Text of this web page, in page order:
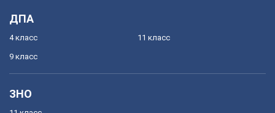
ДПА
4 класс
9 класс
11 класс
ЗНО